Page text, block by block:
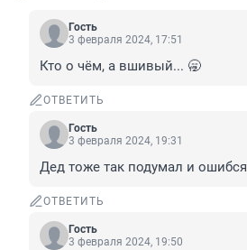
Гость
3 февраля 2024, 17:51
Кто о чём, а вшивый... 🥱
ОТВЕТИТЬ
Гость
3 февраля 2024, 19:31
Дед тоже так подумал и ошибся
ОТВЕТИТЬ
Гость
3 февраля 2024, 19:50